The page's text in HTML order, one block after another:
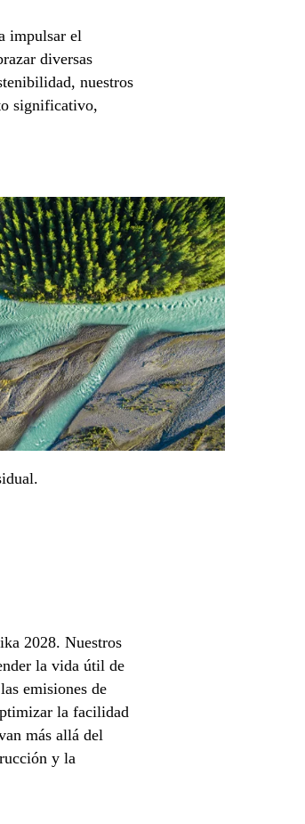
impulsar el
diversas
nuestros
significativo,
2028. Nuestros
la vida útil de
emisiones de
la facilidad
más allá del
y la